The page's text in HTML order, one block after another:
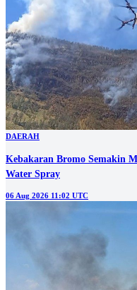
DAERAH
Kebakaran Bromo Semakin
Water Spray
06 Aug 2026 11:02 UTC